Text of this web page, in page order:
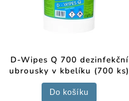
D-Wipes Q 700 dezinfekční
ubrousky v kbelíku (700 ks)
Do košíku